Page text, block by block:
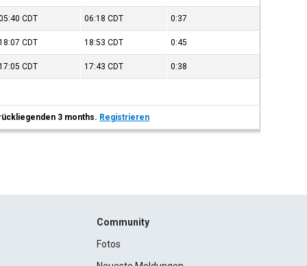
CDT 06:18CDT 0:37
CDT 18:53CDT 0:45
CDT 17:43CDT 0:38
3 months. Registrieren
Community
Fotos